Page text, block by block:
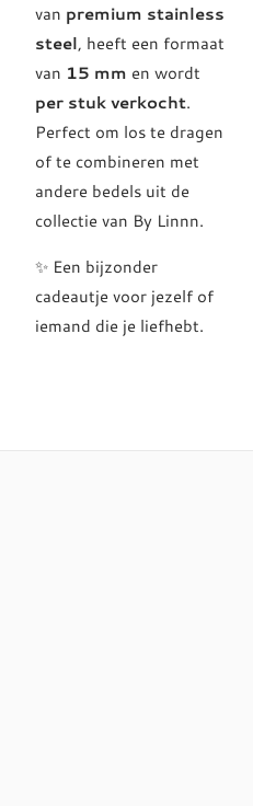
van premium stainless
steel, heeft een formaat
van 15 mm en wordt
per stuk verkocht.
Perfect om los te dragen
of te combineren met
andere bedels uit de
collectie van By Linnn.
✨ Een bijzonder
cadeautje voor jezelf of
iemand die je liefhebt.